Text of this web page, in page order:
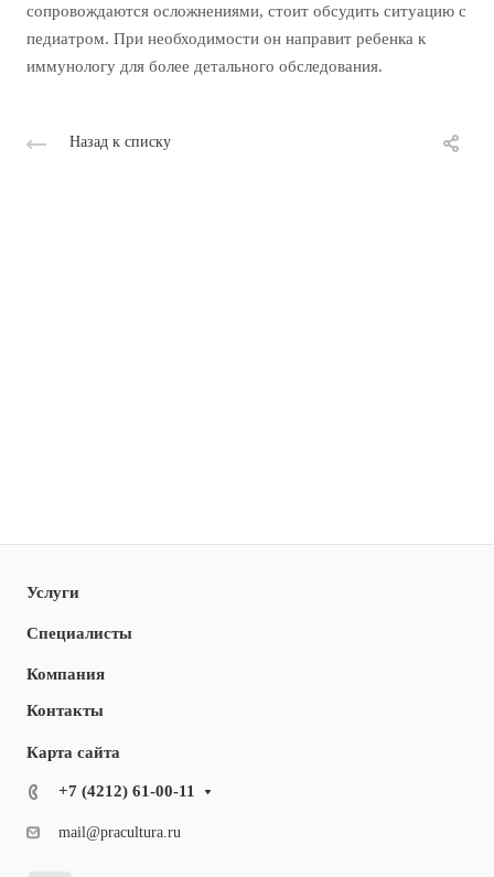
сопровождаются осложнениями, стоит обсудить ситуацию с
педиатром. При необходимости он направит ребенка к
иммунологу для более детального обследования.
Назад к списку
Услуги
Специалисты
Компания
Контакты
Карта сайта
+7 (4212) 61-00-11
mail@pracultura.ru